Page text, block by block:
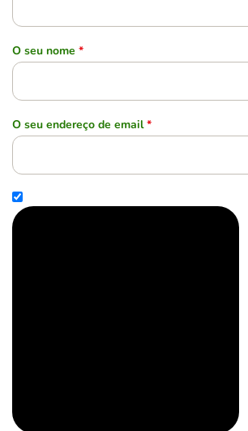
O seu nome *
O seu endereço de email *